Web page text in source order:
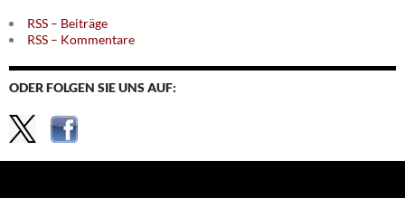
RSS – Beiträge
RSS – Kommentare
ODER FOLGEN SIE UNS AUF: